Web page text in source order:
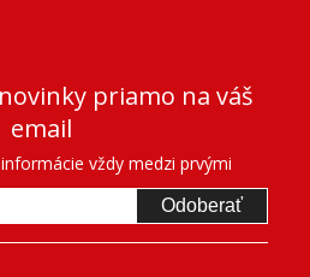
priamo na váš
email
vždy medzi prvými
Odoberať